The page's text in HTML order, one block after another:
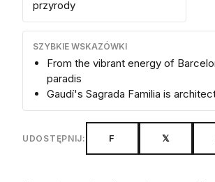
przyrody
SZYBKIE WSKAZÓWKI
From the vibrant energy of
paradis
Gaudí's Sagrada Familia is
UDOSTĘPNIJ: F 𝕏